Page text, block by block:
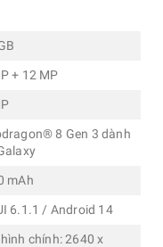
+ 12 MP
8 Gen 3 dành
mAh
6.1.1 / Android 14
chính: 2640 x